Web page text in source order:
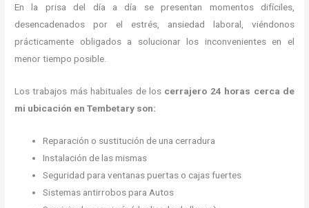
En la prisa del día a día se presentan momentos difíciles,
desencadenados por el estrés, ansiedad laboral, viéndonos
prácticamente obligados a solucionar los inconvenientes en el
menor tiempo posible.
Los trabajos más habituales de los cerrajero 24 horas cerca de
mi ubicación en Tembetary son:
Reparación o sustitución de una cerradura
Instalación de las mismas
Seguridad para ventanas puertas o cajas fuertes
Sistemas antirrobos para Autos